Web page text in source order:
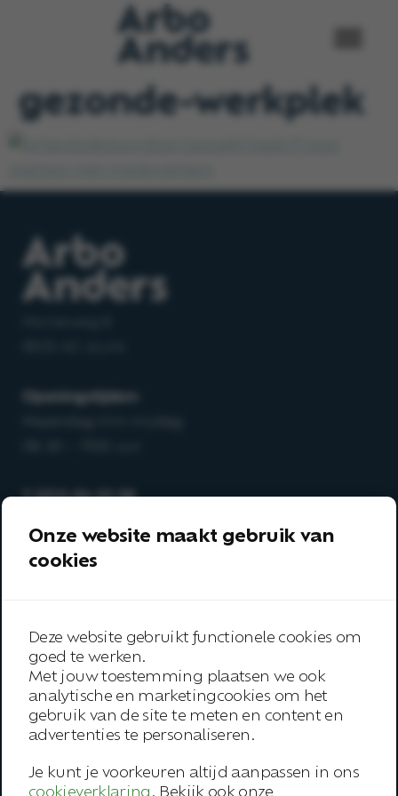
gezonde-werkplek
Openingstijden:
T0513-64 03 98
Aanbod
Onze werkwijze
Trainingen
Inspiratie
Contact
Werknemer
Onze website maakt gebruik van
cookies
Deze website gebruikt functionele cookies om
goed te werken.
Met jouw toestemming plaatsen we ook
analytische en marketingcookies om het
gebruik van de site te meten en content en
advertenties te personaliseren.
Je kunt je voorkeuren altijd aanpassen in ons
cookieverklaring. Bekijk ook onze